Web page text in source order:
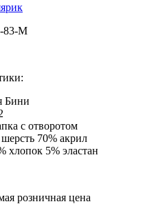
83-M
Бини
с отворотом
70% акрил
хлопок 5% эластан
розничная цена